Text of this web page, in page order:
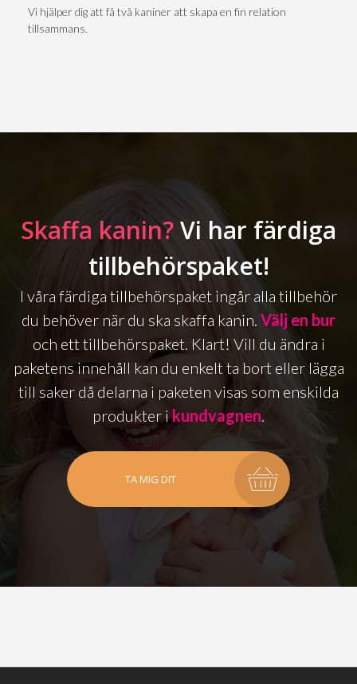
Vi hjälper dig att få två kaniner att skapa en fin relation
tillsammans.
Skaffa kanin?Vi har färdiga
tillbehörspaket!
I våra färdiga tillbehörspaket ingår alla tillbehör
du behöver när du ska skaffa kanin. Välj en bur
och ett tillbehörspaket. Klart! Vill du ändra i
paketens innehåll kan du enkelt ta bort eller lägga
till saker då delarna i paketen visas som enskilda
produkter ikundvagnen.
TA MIG DIT